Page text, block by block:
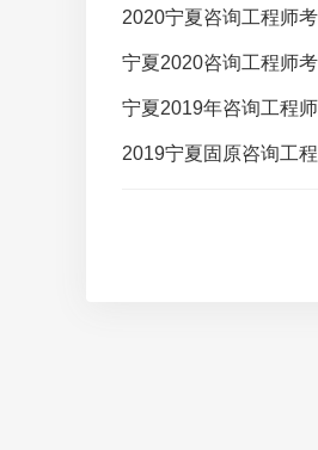
2020宁夏咨询工程师
宁夏2020咨询工程师
宁夏2019年咨询工程
2019宁夏固原咨询工